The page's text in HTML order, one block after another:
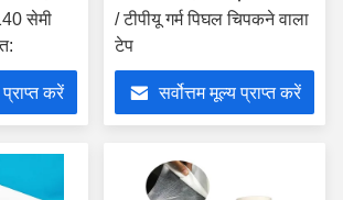
सेमी
प्राप्त करें
/ टीपीयू गर्म पिघल चिपकने वाला
टेप
सर्वोत्तम मूल्य प्राप्त करें